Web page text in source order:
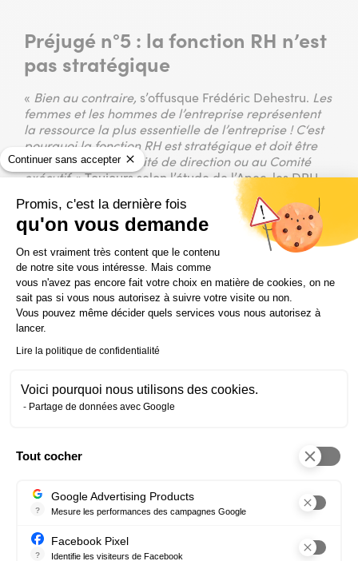
Continuer sans accepter
Promis, c'est la dernière fois
qu'on vous demande
Plateforme de Gestion du
On est vraiment très content que le contenu
de notre site vous intéresse. Mais comme
vous n'avez pas encore fait votre choix en matière de cookies, on ne
sait pas si vous nous autorisez à suivre votre visite ou non.
Vous pouvez même décider quels services vous nous autorisez à
lancer.
Lire la politique de confidentialité
Voici pourquoi nous utilisons des cookies.
Partage de données avec Google
Tout cocher
?
Google Advertising Products
Mesure les performances des campagnes Google
?
Facebook Pixel
Identifie les visiteurs de Facebook
Préjugé n°5 : la fonction RH n’est
pas stratégique
« Bien au contraire, s’offusque Frédéric Dehestru. Les
femmes et les hommes de l’entreprise représentent
la ressource la plus essentielle de l’entreprise ! C‘est
pourquoi la fonction RH est stratégique et doit être
représentée au Comité de direction ou au Comité
exécutif. » Toujours selon l’étude de l’Apec, les DRH
siègent d’ailleurs de plus en plus aux Comités de
direction des entreprises françaises (+7% entre 2005
et 2015). «Les RRH doivent être en phase avec la
direction générale et avec les valeurs de l’entreprise,
ajoute le formateur.Ils doivent définir la marche à
suivre pour motiver les salariés. C’est une fonction
stratégique avec des leviers assez simples mais très
importants : les augmentations, les promotions, le
recrutement, la formation… » Autant d’outils qui
permettent le développement des compétences,
maintiennent le niveau de motivation des salariés et
d’entreprise.
À LIRE AUSSI DANS LE MÊME DOMAINE
un diplôme reconnu et une solide 1ère
expérience professionnelle